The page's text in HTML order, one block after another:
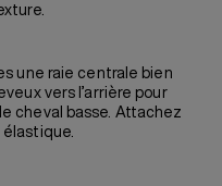
une raie centrale bien
vers l’arrière pour
cheval basse. Attachez
élastique.